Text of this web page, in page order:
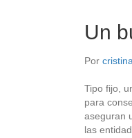
Un
Por cristina
Tipo fijo,
para
aseguran
las